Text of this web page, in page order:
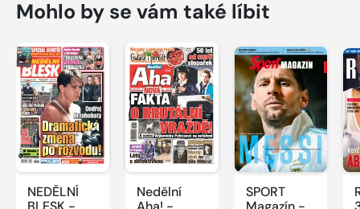
Mohlo by se vám také líbit
NEDĚLNÍ
Nedělní
SPORT